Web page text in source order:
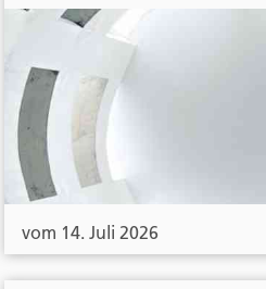
vom 14. Juli 2026